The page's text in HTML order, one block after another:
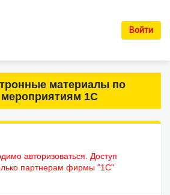
Войти
материалы по
мероприятиям 1С
авторизоваться. Доступ
партнерам фирмы "1С"